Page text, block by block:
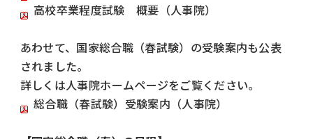
高校卒業程度試験 概要（人事院）
あわせて、国家総合職（春試験）の受験案内も公表
されました。
詳しくは人事院ホームページをご覧ください。
総合職（春試験）受験案内（人事院）